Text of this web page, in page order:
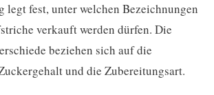
legt fest, unter welchen Bezeichnungen
verkauft werden dürfen. Die
beziehen sich auf die
und die Zubereitungsart.